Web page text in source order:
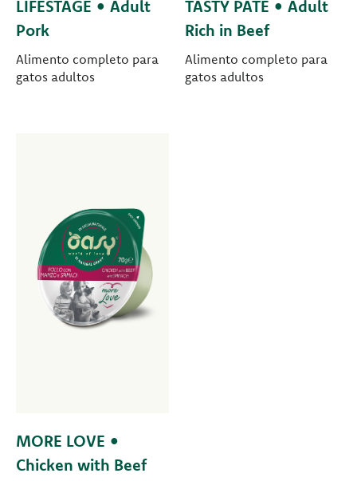
LIFESTAGE • Adult
Pork
Alimento completo para
gatos adultos
TASTY PATÉ • Adult
Rich in Beef
Alimento completo para
gatos adultos
MORE LOVE •
Chicken with Beef